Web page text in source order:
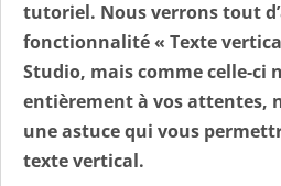
tutoriel. Nous verrons tout
fonctionnalité « Texte
Studio, mais comme celle-ci
entièrement à vos attentes,
une astuce qui vous
texte vertical.